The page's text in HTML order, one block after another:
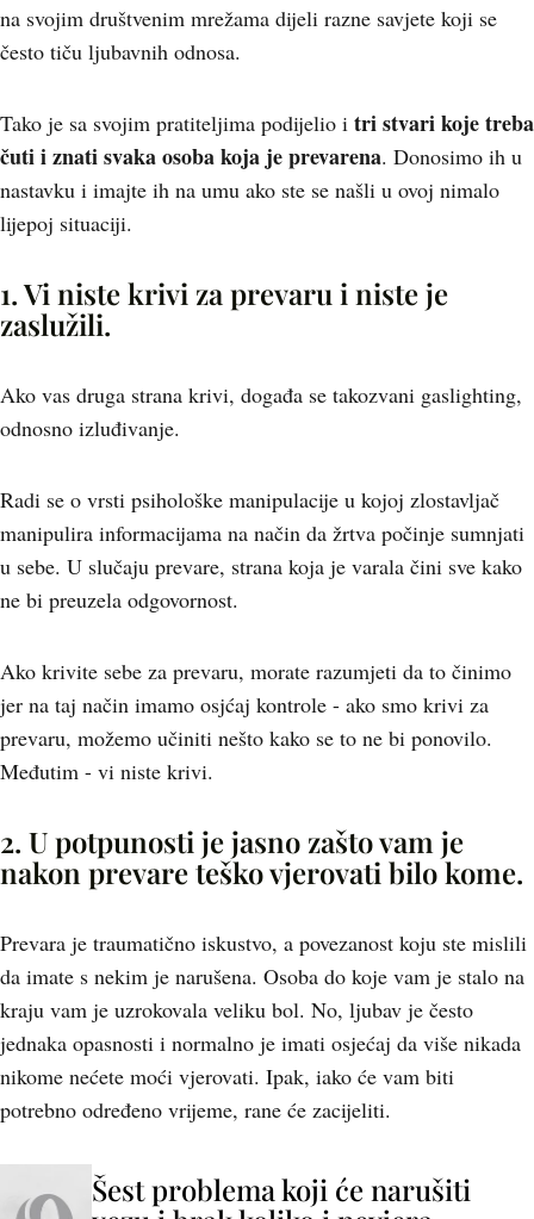
na svojim društvenim mrežama dijeli razne savjete koji se
često tiču ljubavnih odnosa.
Tako je sa svojim pratiteljima podijelio i tri stvari koje treba
čuti i znati svaka osoba koja je prevarena. Donosimo ih u
nastavku i imajte ih na umu ako ste se našli u ovoj nimalo
lijepoj situaciji.
1. Vi niste krivi za prevaru i niste je
zaslužili.
Ako vas druga strana krivi, događa se takozvani gaslighting,
odnosno izluđivanje.
Radi se o vrsti psihološke manipulacije u kojoj zlostavljač
manipulira informacijama na način da žrtva počinje sumnjati
u sebe. U slučaju prevare, strana koja je varala čini sve kako
ne bi preuzela odgovornost.
Ako krivite sebe za prevaru, morate razumjeti da to činimo
jer na taj način imamo osjćaj kontrole - ako smo krivi za
prevaru, možemo učiniti nešto kako se to ne bi ponovilo.
Međutim - vi niste krivi.
2. U potpunosti je jasno zašto vam je
nakon prevare teško vjerovati bilo kome.
Prevara je traumatično iskustvo, a povezanost koju ste mislili
da imate s nekim je narušena. Osoba do koje vam je stalo na
kraju vam je uzrokovala veliku bol. No, ljubav je često
jednaka opasnosti i normalno je imati osjećaj da više nikada
nikome nećete moći vjerovati. Ipak, iako će vam biti
potrebno određeno vrijeme, rane će zacijeliti.
Šest problema koji će narušiti